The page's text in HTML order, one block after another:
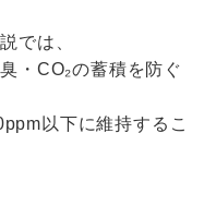
では、
・CO₂の蓄積を防ぐ
以下に維持するこ